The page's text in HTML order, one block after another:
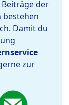
der
bestehen
Damit du
zur